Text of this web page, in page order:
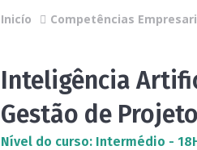
Inicío Competências
Inteligência
Gestão de
Nível do curso: Intermédio -